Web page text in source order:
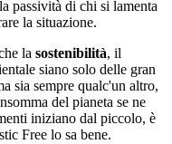
passività di chi si lamenta
la situazione.
la sostenibilità, il
siano solo delle gran
sia sempre qualc'un altro,
del pianeta se ne
iniziano dal piccolo, è
Free lo sa bene.